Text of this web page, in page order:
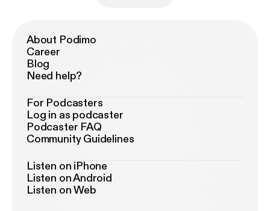
About Podimo
Career
Blog
Need help?
For Podcasters
Log in as podcaster
Podcaster FAQ
Community Guidelines
Listen on iPhone
Listen on Android
Listen on Web